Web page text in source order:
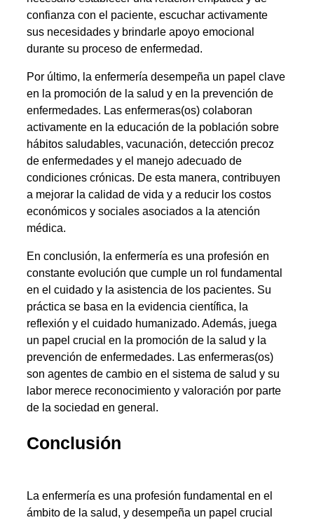
confianza con el paciente, escuchar activamente
sus necesidades y brindarle apoyo emocional
durante su proceso de enfermedad.
Por último, la enfermería desempeña un papel clave
en la promoción de la salud y en la prevención de
enfermedades. Las enfermeras(os) colaboran
activamente en la educación de la población sobre
hábitos saludables, vacunación, detección precoz
de enfermedades y el manejo adecuado de
condiciones crónicas. De esta manera, contribuyen
a mejorar la calidad de vida y a reducir los costos
económicos y sociales asociados a la atención
médica.
En conclusión, la enfermería es una profesión en
constante evolución que cumple un rol fundamental
en el cuidado y la asistencia de los pacientes. Su
práctica se basa en la evidencia científica, la
reflexión y el cuidado humanizado. Además, juega
un papel crucial en la promoción de la salud y la
prevención de enfermedades. Las enfermeras(os)
son agentes de cambio en el sistema de salud y su
labor merece reconocimiento y valoración por parte
de la sociedad en general.
Conclusión
La enfermería es una profesión fundamental en el
ámbito de la salud, y desempeña un papel crucial